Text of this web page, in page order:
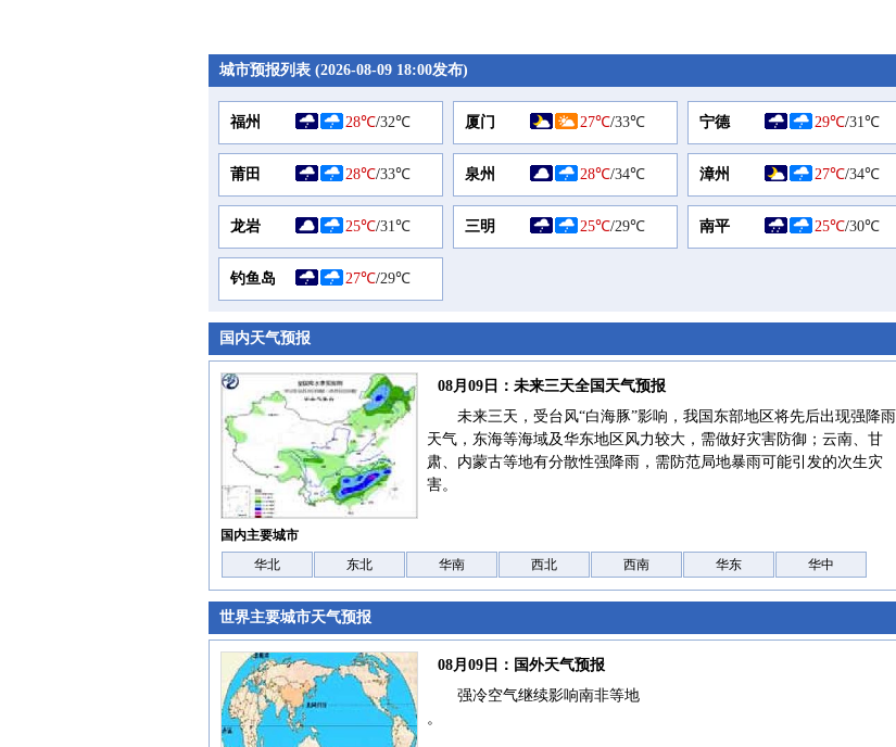
城市预报列表 (2026-08-09 18:00发布)
福州 28℃/32℃ 厦门 27℃/33℃ 宁德 29℃/31℃
莆田 28℃/33℃ 泉州 28℃/34℃ 漳州 27℃/34℃
龙岩 25℃/31℃ 三明 25℃/29℃ 南平 25℃/30℃
钓鱼岛 27℃/29℃
国内天气预报
08月09日：未来三天全国天气预报
未来三天，受台风“白海豚”影响，我国东部地区将先后出现强降雨
天气，东海等海域及华东地区风力较大，需做好灾害防御；云南、甘
肃、内蒙古等地有分散性强降雨，需防范局地暴雨可能引发的次生灾
害。
国内主要城市
华北
东北 华南 西北 西南 华东 华中
世界主要城市天气预报
08月09日：国外天气预报
强冷空气继续影响南非等地
。